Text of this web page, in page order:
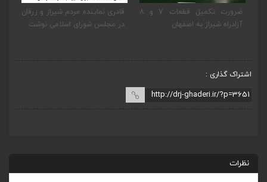
قادری نماینده مردم شیراز و زرقان
در مجلس شورای اسلامی نوشت
پیگیری دکتر قادری و سایر
نمایندگان شیراز ارتقاء داریون به
اشتراک گذاری :
نظرات